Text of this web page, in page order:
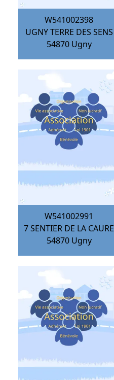
W541002398
UGNY TERRE DES SENS
54870 Ugny
W541002991
7 SENTIER DE LA CAURE
54870 Ugny